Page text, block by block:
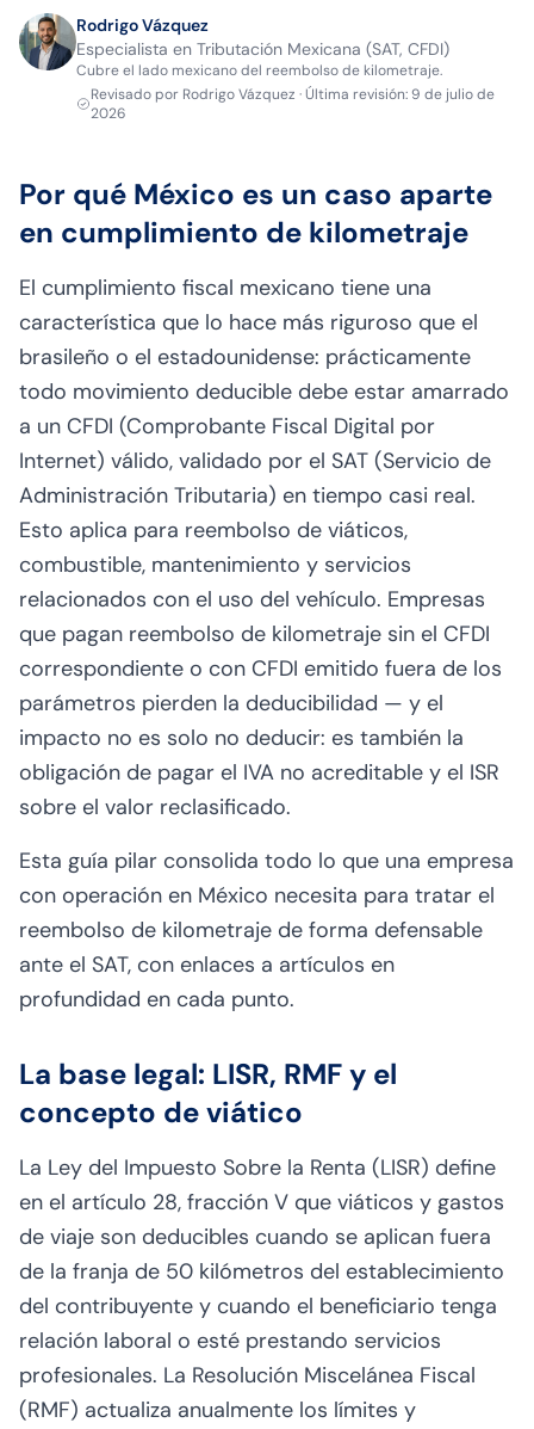
Rodrigo Vázquez
Especialista en Tributación Mexicana (SAT, CFDI)
Cubre el lado mexicano del reembolso de kilometraje.
Revisado por Rodrigo Vázquez ·Última revisión:9 de julio de
2026
Por qué México es un caso aparte
en cumplimiento de kilometraje
El cumplimiento fiscal mexicano tiene una
característica que lo hace más riguroso que el
brasileño o el estadounidense: prácticamente
todo movimiento deducible debe estar amarrado
a un CFDI (Comprobante Fiscal Digital por
Internet) válido, validado por el SAT (Servicio de
Administración Tributaria) en tiempo casi real.
Esto aplica para reembolso de viáticos,
combustible, mantenimiento y servicios
relacionados con el uso del vehículo. Empresas
que pagan reembolso de kilometraje sin el CFDI
correspondiente o con CFDI emitido fuera de los
parámetros pierden la deducibilidad — y el
impacto no es solo no deducir: es también la
obligación de pagar el IVA no acreditable y el ISR
sobre el valor reclasificado.
Esta guía pilar consolida todo lo que una empresa
con operación en México necesita para tratar el
reembolso de kilometraje de forma defensable
ante el SAT, con enlaces a artículos en
profundidad en cada punto.
La base legal: LISR, RMF y el
concepto de viático
La Ley del Impuesto Sobre la Renta (LISR) define
en el artículo 28, fracción V que viáticos y gastos
de viaje son deducibles cuando se aplican fuera
de la franja de 50 kilómetros del establecimiento
del contribuyente y cuando el beneficiario tenga
relación laboral o esté prestando servicios
profesionales. La Resolución Miscelánea Fiscal
(RMF) actualiza anualmente los límites y